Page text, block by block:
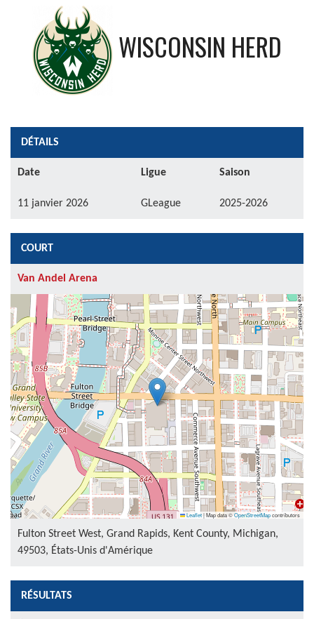
WISCONSIN HERD
DÉTAILS
Date Ligue Saison
11 janvier 2026 GLeague 2025-2026
COURT
Van Andel Arena
Leaflet|Map data ©OpenStreetMapcontributors
Fulton Street West, Grand Rapids, Kent County, Michigan,
49503, États-Unis d'Amérique
RÉSULTATS